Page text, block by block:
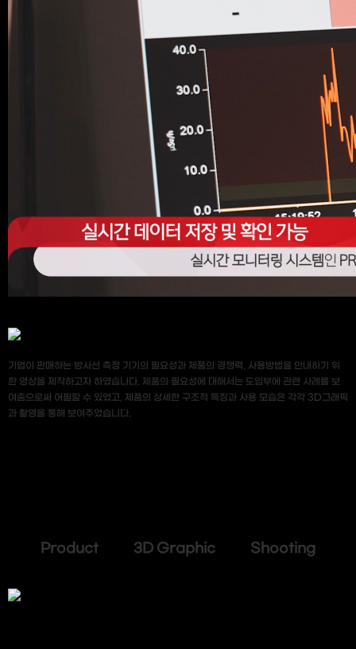
기업이 판매하는 방사선 측정 기기의 필요성과 제품의 경쟁력, 사용방법을 안내하기 위
한 영상을 제작하고자 하였습니다. 제품의 필요성에 대해서는 도입부에 관련 사례를 보
여줌으로써 어필할 수 있었고, 제품의 상세한 구조적 특징과 사용 모습은 각각 3D그래픽
과 촬영을 통해 보여주었습니다.
Product 3D Graphic Shooting